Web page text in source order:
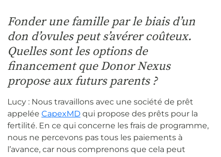
Fonder une famille par le biais d’un
don d’ovules peut s’avérer coûteux.
Quelles sont les options de
financement que Donor Nexus
propose aux futurs parents ?
Lucy : Nous travaillons avec une société de prêt
appelée CapexMD qui propose des prêts pour la
fertilité. En ce qui concerne les frais de programme,
nous ne percevons pas tous les paiements à
l’avance, car nous comprenons que cela peut